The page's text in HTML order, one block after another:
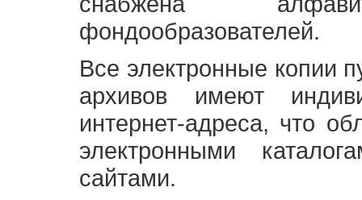
фондообразователей.
Все электронные копии
архивов имеют
интернет-адреса, что
электронными
сайтами.